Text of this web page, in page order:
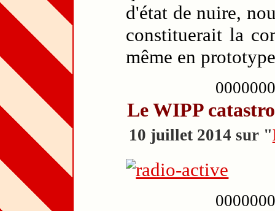
d'état de nuire,
constituerait la
même en
Le WIPP
10 juillet 2014 sur "